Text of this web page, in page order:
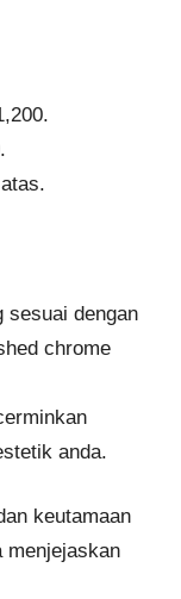
sesuai dengan
chrome
anda.
keutamaan
menjejaskan